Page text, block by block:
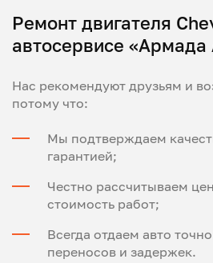
Ремонт двигателя
автосервисе «Армада
Нас рекомендуют друзьям и
потому что:
Мы подтверждаем
гарантией;
Честно рассчитываем
стоимость работ;
Всегда отдаем авто
переносов и задержек.